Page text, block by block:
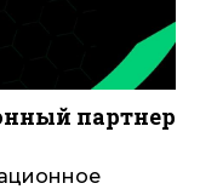
партнер